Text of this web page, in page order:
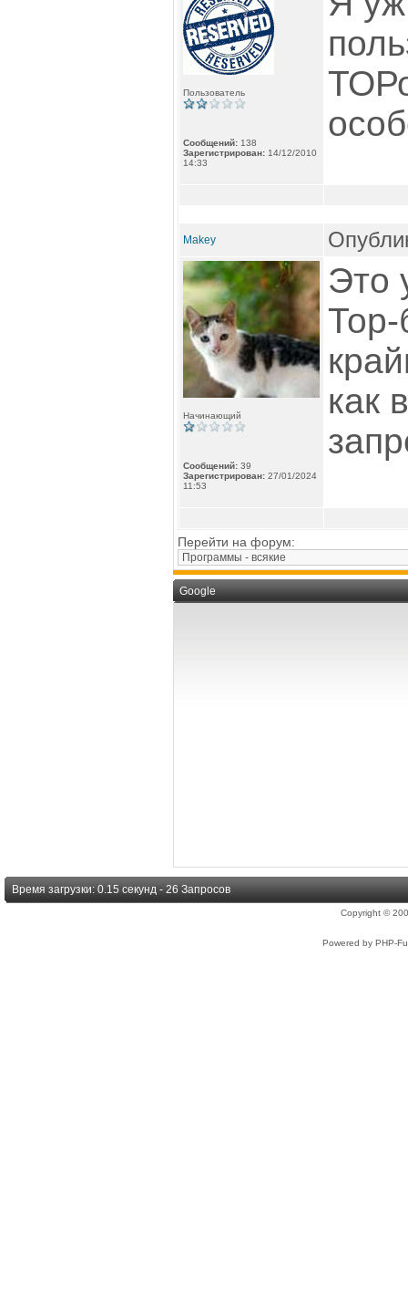
Пользователь
Сообщений: 138
Зарегистрирован: 14/12/2010
14:33
Makey
Начинающий
Сообщений: 39
Зарегистрирован: 27/01/2024
11:53
Это
Тор-
как
Перейти на форум:
Google
Время загрузки: 0.15 секунд - 26 Запросов
Copyright ©
Powered by PHP-